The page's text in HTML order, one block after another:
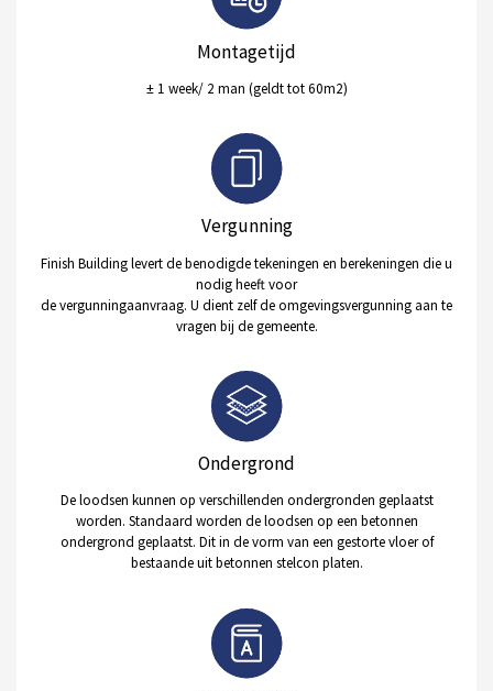
Montagetijd
± 1 week/ 2 man (geldt tot 60m2)
Vergunning
Finish Building levert de benodigde tekeningen en berekeningen die u
nodig heeft voor
de vergunningaanvraag. U dient zelf de omgevingsvergunning aan te
vragen bij de gemeente.
Ondergrond
De loodsen kunnen op verschillenden ondergronden geplaatst
worden. Standaard worden de loodsen op een betonnen
ondergrond geplaatst. Dit in de vorm van een gestorte vloer of
bestaande uit betonnen stelcon platen.